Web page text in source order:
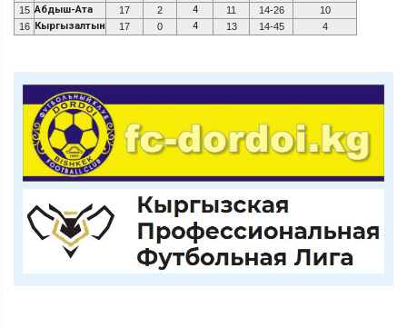
15 Абдыш-Ата 17 2 4 11 14-26
10
16 Кыргызалтын 17 0 4 13 14-45 4